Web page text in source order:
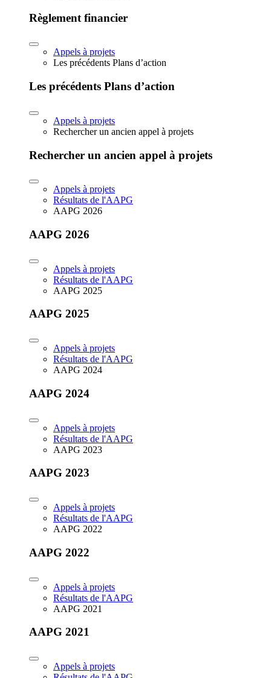
Règlement financier
Appels à projets
Les précédents Plans d’action
Les précédents Plans d’action
Appels à projets
Rechercher un ancien appel à projets
Rechercher un ancien appel à projets
Appels à projets
Résultats de l'AAPG
AAPG 2026
AAPG 2026
Appels à projets
Résultats de l'AAPG
AAPG 2025
AAPG 2025
Appels à projets
Résultats de l'AAPG
AAPG 2024
AAPG 2024
Appels à projets
Résultats de l'AAPG
AAPG 2023
AAPG 2023
Appels à projets
Résultats de l'AAPG
AAPG 2022
AAPG 2022
Appels à projets
Résultats de l'AAPG
AAPG 2021
AAPG 2021
Appels à projets